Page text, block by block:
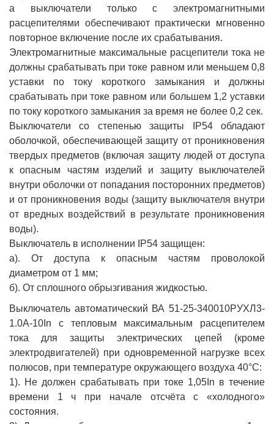
а выключатели только с электромагнитными
расцепителями обеспечивают практически мгновенно
повторное включение после их срабатывания.
Электромагнитные максимальные расцепители тока не
должны срабатывать при токе равном или меньшем 0,8
уставки по току короткого замыкания и должны
срабатывать при токе равном или большем 1,2 уставки
по току короткого замыкания за время не более 0,2 сек.
Выключатели со степенью защиты IP54 обладают
оболочкой, обеспечивающей защиту от проникновения
твердых предметов (включая защиту людей от доступа
к опасным частям изделий и защиту выключателей
внутри оболочки от попадания посторонних предметов)
и от проникновения воды (защиту выключателя внутри
от вредных воздействий в результате проникновения
воды).
Выключатель в исполнении IP54 защищен:
а). От доступа к опасным частям проволокой
диаметром от 1 мм;
б). От сплошного обрызгивания жидкостью.
Выключатель автоматический ВА 51-25-340010РУХЛ3-
1.0А-10In с тепловым максимальным расцепителем
тока для защиты электрических цепей (кроме
электродвигателей) при одновременной нагрузке всех
полюсов, при температуре окружающего воздуха 40°С:
1). Не должен срабатывать при токе 1,05In в течение
времени 1 ч при начале отсчёта с «холодного»
состояния.